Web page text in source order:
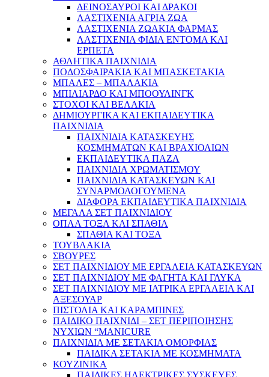
ΔΕΙΝΟΣΑΥΡΟΙ ΚΑΙ ΔΡΑΚΟΙ
ΛΑΣΤΙΧΕΝΙΑ ΑΓΡΙΑ ΖΩΑ
ΛΑΣΤΙΧΕΝΙΑ ΖΩΑΚΙΑ ΦΑΡΜΑΣ
ΛΑΣΤΙΧΕΝΙΑ ΦΙΔΙΑ ΕΝΤΟΜΑ ΚΑΙ
ΕΡΠΕΤΑ
ΑΘΛΗΤΙΚΑ ΠΑΙΧΝΙΔΙΑ
ΠΟΔΟΣΦΑΙΡΑΚΙΑ ΚΑΙ ΜΠΑΣΚΕΤΑΚΙΑ
ΜΠΑΛΕΣ – ΜΠΑΛΑΚΙΑ
ΜΠΙΛΙΑΡΔΟ ΚΑΙ ΜΠΟΟΥΛΙΝΓΚ
ΣΤΟΧΟΙ ΚΑΙ ΒΕΛΑΚΙΑ
ΔΗΜΙΟΥΡΓΙΚΑ ΚΑΙ ΕΚΠΑΙΔΕΥΤΙΚΑ
ΠΑΙΧΝΙΔΙΑ
ΠΑΙΧΝΙΔΙΑ ΚΑΤΑΣΚΕΥΗΣ
ΚΟΣΜΗΜΑΤΩΝ ΚΑΙ ΒΡΑΧΙΟΛΙΩΝ
ΕΚΠΑΙΔΕΥΤΙΚΑ ΠΑΖΛ
ΠΑΙΧΝΙΔΙΑ ΧΡΩΜΑΤΙΣΜΟΥ
ΠΑΙΧΝΙΔΙΑ ΚΑΤΑΣΚΕΥΩΝ ΚΑΙ
ΣΥΝΑΡΜΟΛΟΓΟΥΜΕΝΑ
ΔΙΑΦΟΡΑ ΕΚΠΑΙΔΕΥΤΙΚΑ ΠΑΙΧΝΙΔΙΑ
ΜΕΓΑΛΑ ΣΕΤ ΠΑΙΧΝΙΔΙΟΥ
ΟΠΛΑ ΤΟΞΑ ΚΑΙ ΣΠΑΘΙΑ
ΣΠΑΘΙΑ ΚΑΙ ΤΟΞΑ
ΤΟΥΒΛΑΚΙΑ
ΣΒΟΥΡΕΣ
ΣΕΤ ΠΑΙΧΝΙΔΙΟΥ ΜΕ ΕΡΓΑΛΕΙΑ ΚΑΤΑΣΚΕΥΩΝ
ΣΕΤ ΠΑΙΧΝΙΔΙΟΥ ΜΕ ΦΑΓΗΤΑ ΚΑΙ ΓΛΥΚΑ
ΣΕΤ ΠΑΙΧΝΙΔΙΟΥ ΜΕ ΙΑΤΡΙΚΑ ΕΡΓΑΛΕΙΑ ΚΑΙ
ΑΞΕΣΟΥΑΡ
ΠΙΣΤΟΛΙΑ ΚΑΙ ΚΑΡΑΜΠΙΝΕΣ
ΠΑΙΔΙΚΟ ΠΑΙΧΝΙΔΙ – ΣΕΤ ΠΕΡΙΠΟΙΗΣΗΣ
ΝΥΧΙΩΝ “MANICURE
ΠΑΙΧΝΙΔΙΑ ΜΕ ΣΕΤΑΚΙΑ ΟΜΟΡΦΙΑΣ
ΠΑΙΔΙΚΑ ΣΕΤΑΚΙΑ ΜΕ ΚΟΣΜΗΜΑΤΑ
ΚΟΥΖΙΝΙΚΑ